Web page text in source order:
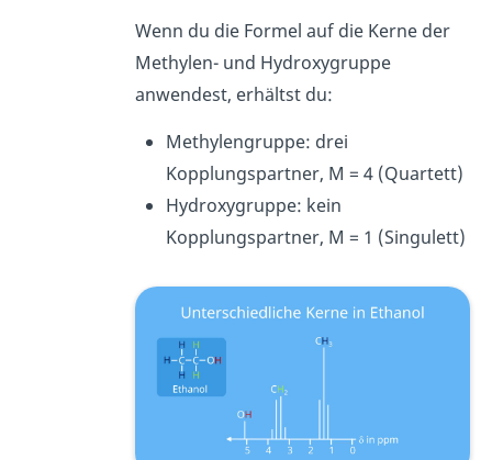
Wenn du die Formel auf die Kerne der
Methylen- und Hydroxygruppe
anwendest, erhältst du:
Methylengruppe: drei
Kopplungspartner, M = 4 (Quartett)
Hydroxygruppe: kein
Kopplungspartner, M = 1 (Singulett)